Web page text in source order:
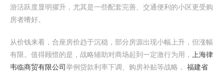
游活跃度显明擢升，尤其是一些配套完善、交通便利的小区更受购
房者嗜好。
从价钱来看，合座房价趋于沉稳，部分房源出现小幅上升，但涨幅
有限。值得顾惜的是，战略辅助对商场起到一定激行为用，
上海律
韦临商贸有限公司举例贷款利率下调、购房补贴等战略， 福建省